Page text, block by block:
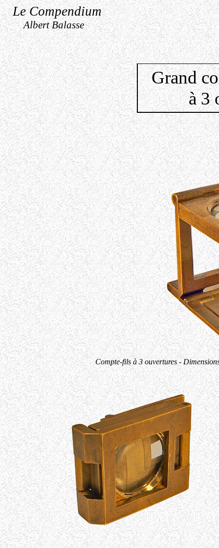
Le Compendium
Albert Balasse
Grand
à 3
Compte-fils à 3 ouvertures -